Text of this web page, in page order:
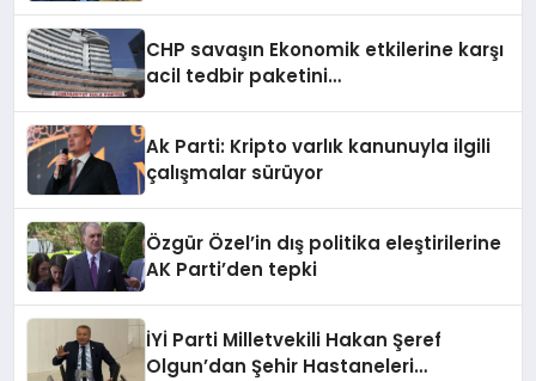
CHP savaşın Ekonomik etkilerine karşı
acil tedbir paketini
Ak Parti: Kripto varlık kanunuyla ilgili
çalışmalar sürüyor
Özgür Özel’in dış politika eleştirilerine
AK Parti’den tepki
İYİ Parti Milletvekili Hakan Şeref
Olgun’dan Şehir Hastaneleri